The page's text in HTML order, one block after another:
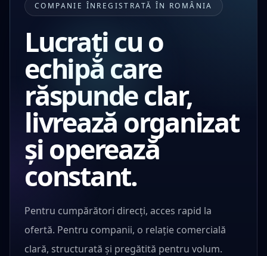
COMPANIE ÎNREGISTRATĂ ÎN ROMÂNIA
Lucrați cu o
echipă care
răspunde clar,
livrează organizat
și operează
constant.
Pentru cumpărători direcți, acces rapid la
ofertă. Pentru companii, o relație comercială
clară, structurată și pregătită pentru volum.